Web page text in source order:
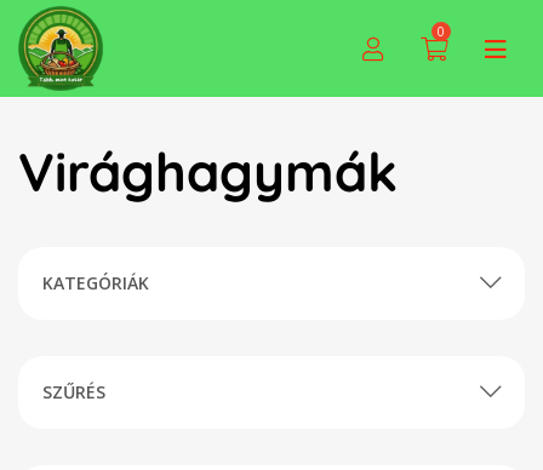
0
Virághagymák
KATEGÓRIÁK
SZŰRÉS